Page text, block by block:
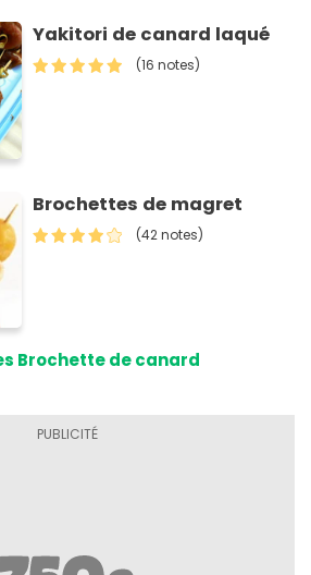
Yakitori de canard laqué
(16 notes)
Brochettes de magret
(42 notes)
Brochette de canard